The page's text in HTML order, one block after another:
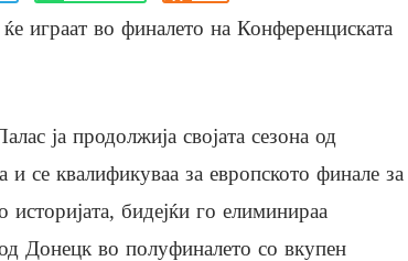
играат во финалето на Конференциската
ја продолжија својата сезона од
и се квалификуваа за европското финале за
историјата, бидејќи го елиминираа
Донецк во полуфиналето со вкупен